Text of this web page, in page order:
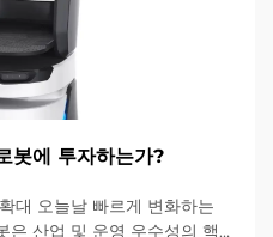
봇에 투자하는가?
대 오늘날 빠르게 변화하는
은 산업 및 운영 우수성의 핵